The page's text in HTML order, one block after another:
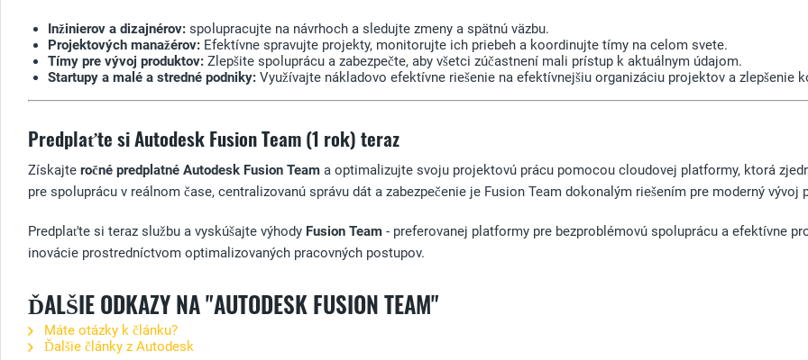
Inžinierov a dizajnérov: spolupracujte na návrhoch a sledujte zmeny a spätnú väzbu.
Projektových manažérov: Efektívne spravujte projekty, monitorujte ich priebeh a koordinujte tímy na celom svete.
Tímy pre vývoj produktov: Zlepšite spoluprácu a zabezpečte, aby všetci zúčastnení mali prístup k aktuálnym údajom.
Startupy a malé a stredné podniky: Využívajte nákladovo efektívne riešenie na efektívnejšiu organizáciu projektov a zlepšenie
Predplaťte si Autodesk Fusion Team (1 rok) teraz
Získajte ročné predplatné Autodesk Fusion Team a optimalizujte svoju projektovú prácu pomocou cloudovej platformy, ktorá
pre spoluprácu v reálnom čase, centralizovanú správu dát a zabezpečenie je Fusion Team dokonalým riešením pre moderný vývoj
Predplaťte si teraz službu a vyskúšajte výhody Fusion Team - preferovanej platformy pre bezproblémovú spoluprácu a efektívne
inovácie prostredníctvom optimalizovaných pracovných postupov.
ĎALŠIE ODKAZY NA "AUTODESK FUSION TEAM"
Máte otázky k článku?
Ďalšie články z Autodesk